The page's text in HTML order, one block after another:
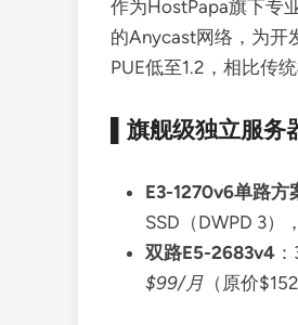
作为HostPapa旗下专
的Anycast网络，为开
PUE低至1.2，相比传
▌旗舰级独立服务
E3-1270v6单路方
SSD（DWPD 3）
双路E5-2683v4
$99/月 （原价$152